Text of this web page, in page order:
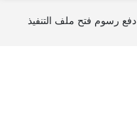
دفع رسوم فتح ملف التنفيذ